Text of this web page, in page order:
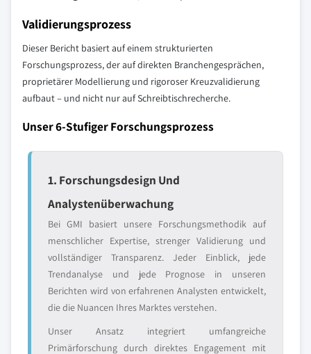
Validierungsprozess
Dieser Bericht basiert auf einem strukturierten
Forschungsprozess, der auf direkten Branchengesprächen,
proprietärer Modellierung und rigoroser Kreuzvalidierung
aufbaut – und nicht nur auf Schreibtischrecherche.
Unser 6-Stufiger Forschungsprozess
1. Forschungsdesign Und
Analystenüberwachung
Bei GMI basiert unsere Forschungsmethodik auf
menschlicher Expertise, strenger Validierung und
vollständiger Transparenz. Jeder Einblick, jede
Trendanalyse und jede Prognose in unseren
Berichten wird von erfahrenen Analysten entwickelt,
die die Nuancen Ihres Marktes verstehen.
Unser Ansatz integriert umfangreiche
Primärforschung durch direktes Engagement mit